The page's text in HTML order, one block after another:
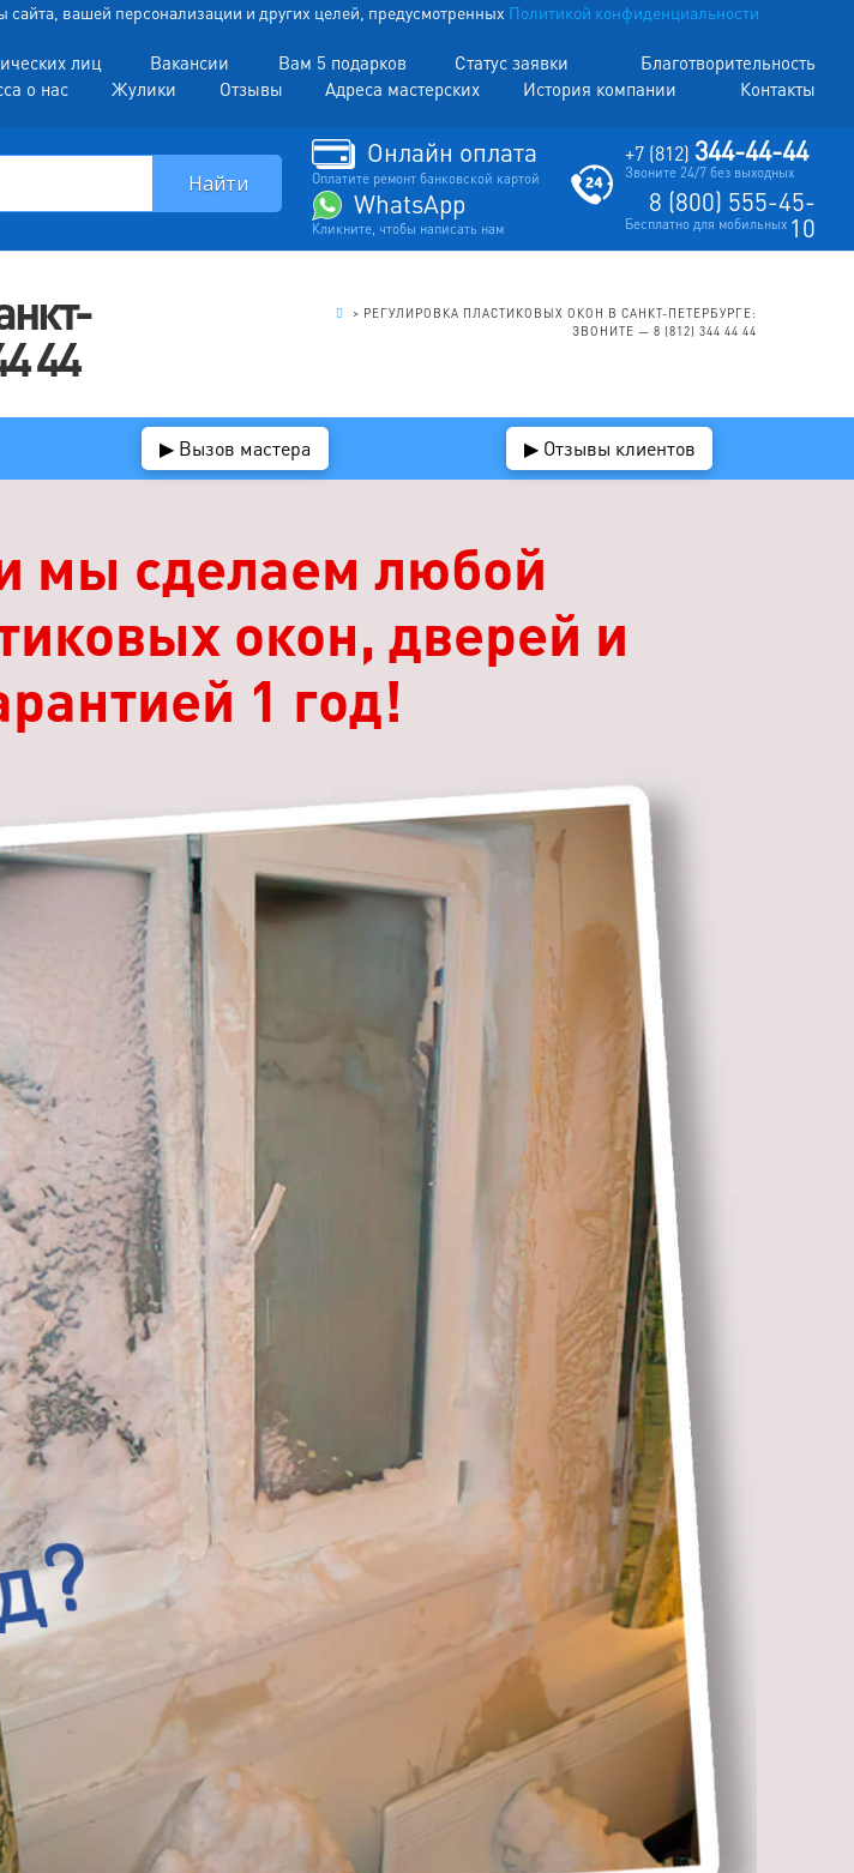
сайта, вашей персонализации и других целей, предусмотренных Политикой конфиденциальности
лиц Вакансии Вам 5 подарков Статус заявки
Благотворительность
о нас Жулики Отзывы Адреса мастерских История компании Контакты
Онлайн оплата
Оплатите ремонт банковской картой
WhatsApp
Кликните, чтобы написать нам
+7 (812) 344-44-44
Звоните 24/7 без выходных
8 (800) 555-45-
10
Бесплатно для мобильных
44
> РЕГУЛИРОВКА ПЛАСТИКОВЫХ ОКОН В САНКТ-ПЕТЕРБУРГЕ:
ЗВОНИТЕ — 8 (812) 344 44 44
▶ Вызов мастера ▶ Отзывы клиентов
мы сделаем любой
окон, дверей и
1 год!